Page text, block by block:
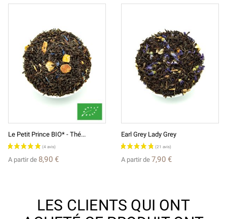
Le Petit Prince BIO* - Thé...
A partir de 8,90 €
Earl Grey Lady Grey
A partir de 7,90 €
LES CLIENTS QUI ONT